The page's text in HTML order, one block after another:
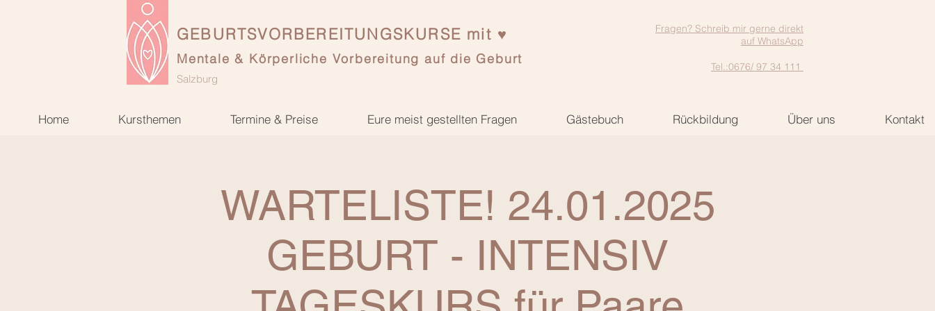
GEBURTSVORBEREITUNGSKURSE mit ♥
Mentale & Körperliche Vorbereitung auf die Geburt
Salzburg
Fragen? Schreib mir gerne direkt
auf WhatsApp
Tel.:0676/ 97 34 111
Home Kursthemen Termine & Preise Eure meist gestellten Fragen Gästebuch Rückbildung Über uns Kontakt
WARTELISTE! 24.01.2025
GEBURT - INTENSIV